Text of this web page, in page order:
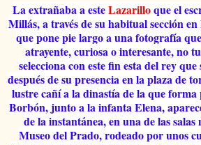
La extrañaba a esteLazarilloque el
Millás, a través de su habitual sección
que pone pie largo a una fotografía
atrayente, curiosa o interesante, no
selecciona con este fin esta del rey
después de su presencia en la plaza de
lustre cañí a la dinastía de la que
Borbón, junto a la infanta Elena,
de la instantánea, en una de las
Museo del Prado, rodeado por unos